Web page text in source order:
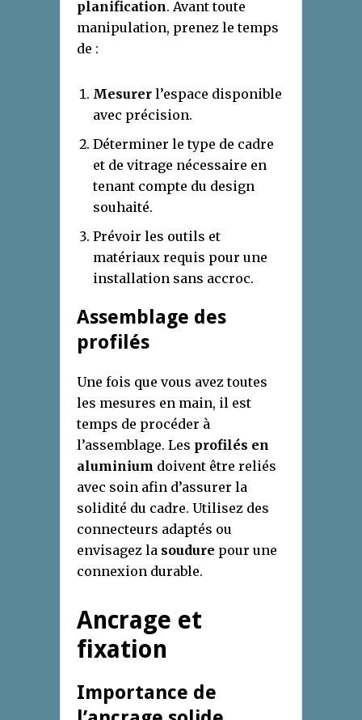
planification. Avant toute
manipulation, prenez le temps
de :
Mesurer l’espace disponible
avec précision.
Déterminer le type de cadre
et de vitrage nécessaire en
tenant compte du design
souhaité.
Prévoir les outils et
matériaux requis pour une
installation sans accroc.
Assemblage des
profilés
Une fois que vous avez toutes
les mesures en main, il est
temps de procéder à
l’assemblage. Les profilés en
aluminium doivent être reliés
avec soin afin d’assurer la
solidité du cadre. Utilisez des
connecteurs adaptés ou
envisagez la soudure pour une
connexion durable.
Ancrage et
fixation
Importance de